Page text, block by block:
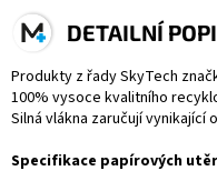
DETAILNÍ
Produkty z řady SkyTech
100% vysoce kvalitního
Silná vlákna zaručují vynikající
Specifikace papírových